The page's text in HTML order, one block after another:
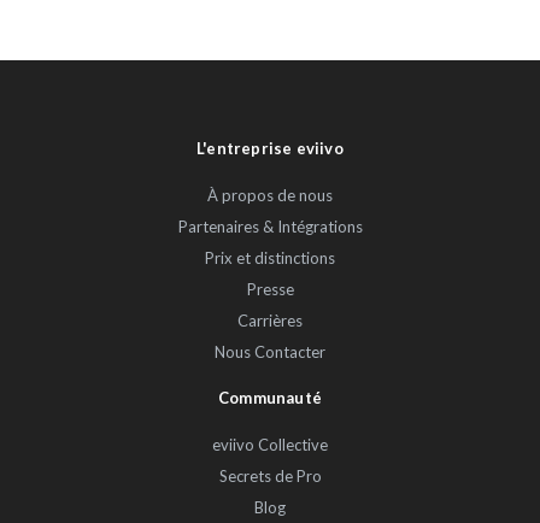
L'entreprise eviivo
À propos de nous
Partenaires & Intégrations
Prix et distinctions
Presse
Carrières
Nous Contacter
Communauté
eviivo Collective
Secrets de Pro
Blog